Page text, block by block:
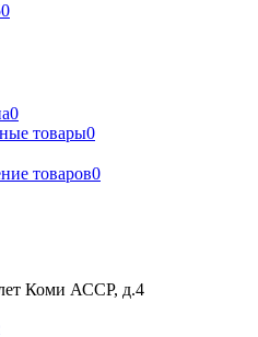
0
товары0
товаров0
Коми АССР, д.4